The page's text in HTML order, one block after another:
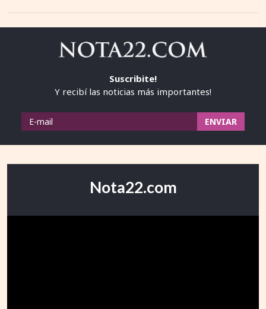
Suscribite!
Y recibí las noticias más importantes!
Nota22.com